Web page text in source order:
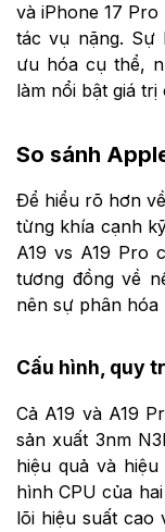
và iPhone 17
tác vụ nặng. Sự
ưu hóa cụ thể,
làm nổi bật giá
So sánh
Để hiểu rõ hơn
từng khía cạnh
A19 vs A19 Pro
tương đồng về
nên sự phân hóa
Cấu hình, quy
Cả A19 và A19
sản xuất 3nm
hiệu quả và
hình CPU của
lõi hiệu suất cao